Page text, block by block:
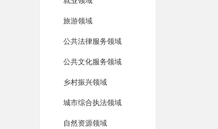
旅游领域
公共法律服务领域
公共文化服务领域
乡村振兴领域
城市综合执法领域
自然资源领域